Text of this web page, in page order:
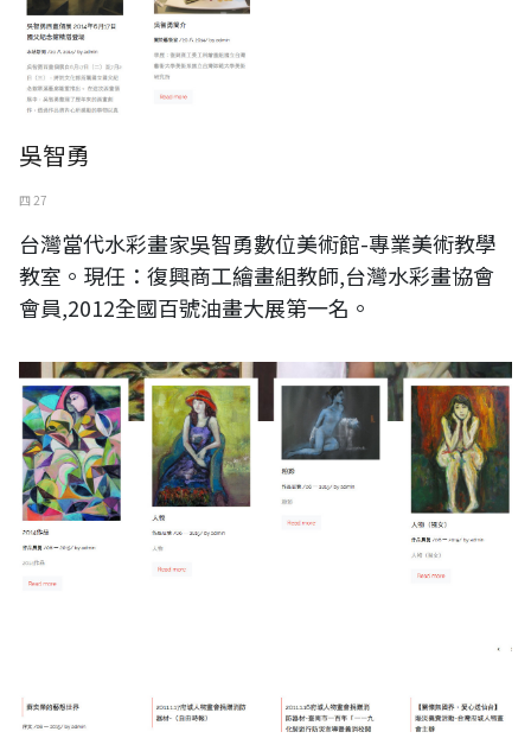
吳智勇
四 27
台灣當代水彩畫家吳智勇數位美術館-專業美術教學
教室。現任：復興商工繪畫組教師,台灣水彩畫協會
會員,2012全國百號油畫大展第一名。